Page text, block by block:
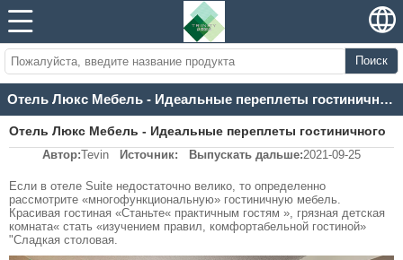
Поиск
Отель Люкс Мебель - Идеальные переплеты гостиничного мебели и пространства
Отель Люкс Мебель - Идеальные переплеты гостиничного
мебели и пространства
Автор:Tevin Источник: Выпускать дальше:2021-09-25
Если в отеле Suite недостаточно велико, то определенно
рассмотрите «многофункциональную» гостиничную мебель.
Красивая гостиная «Станьте« практичным гостям », грязная детская
комната« стать «изучением правил, комфортабельной гостиной»
"Сладкая столовая.